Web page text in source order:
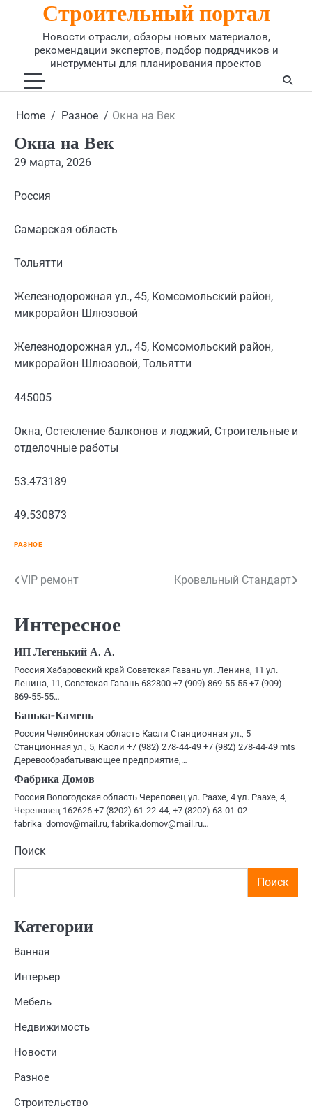
Строительный портал
Новости отрасли, обзоры новых материалов,
рекомендации экспертов, подбор подрядчиков и
инструменты для планирования проектов
Home Разное Окна на Век
Окна на Век
29 марта, 2026
Россия
Самарская область
Тольятти
Железнодорожная ул., 45, Комсомольский район,
микрорайон Шлюзовой
Железнодорожная ул., 45, Комсомольский район,
микрорайон Шлюзовой, Тольятти
445005
Окна, Остекление балконов и лоджий, Строительные и
отделочные работы
53.473189
49.530873
РАЗНОЕ
Навигация
записям
VIP ремонт Кровельный Стандарт
Интересное
ИП Легенький А. А.
Россия Хабаровский край Советская Гавань ул. Ленина, 11 ул.
Ленина, 11, Советская Гавань 682800 +7 (909) 869-55-55 +7 (909)
869-55-55…
Банька-Камень
Россия Челябинская область Касли Станционная ул., 5
Станционная ул., 5, Касли +7 (982) 278-44-49 +7 (982) 278-44-49 mts
Деревообрабатывающее предприятие,…
Фабрика Домов
Россия Вологодская область Череповец ул. Раахе, 4 ул. Раахе, 4,
Череповец 162626 +7 (8202) 61-22-44, +7 (8202) 63-01-02
fabrika_domov@mail.ru, fabrika.domov@mail.ru…
Поиск
Поиск
Категории
Ванная
Интерьер
Мебель
Недвижимость
Новости
Разное
Строительство